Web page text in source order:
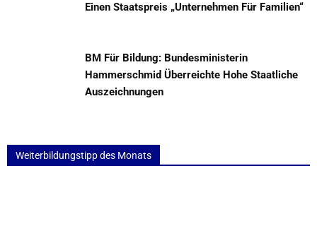
Einen Staatspreis „Unternehmen Für Familien“
BM Für Bildung: Bundesministerin
Hammerschmid Überreichte Hohe Staatliche
Auszeichnungen
Weiterbildungstipp des Monats